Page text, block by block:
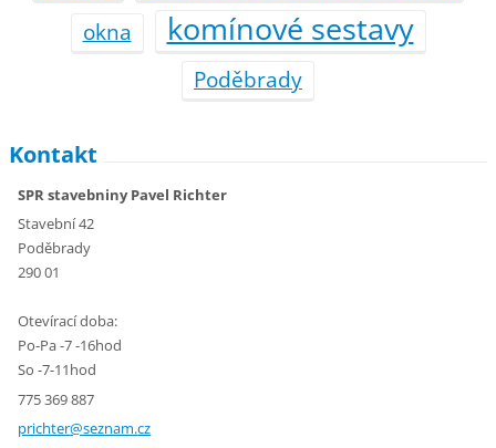
okna komínové sestavy
Poděbrady
Kontakt
SPR stavebniny Pavel Richter
Stavební 42
Poděbrady
290 01
Otevírací doba:
Po-Pa -7 -16hod
So -7-11hod
775 369 887
prichter@seznam.cz